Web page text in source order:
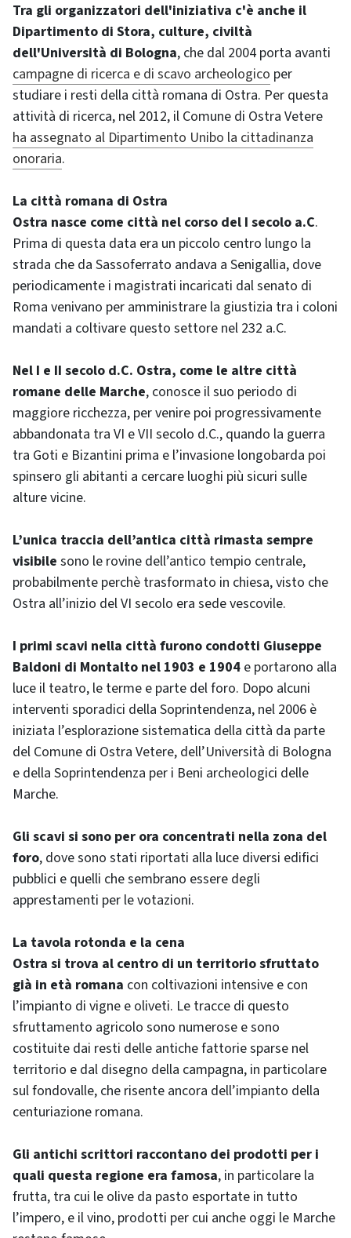
Tra gli organizzatori dell'iniziativa c'è anche il
Dipartimento di Stora, culture, civiltà
dell'Università di Bologna, che dal 2004 porta avanti
campagne di ricerca e di scavo archeologico per
studiare i resti della città romana di Ostra. Per questa
attività di ricerca, nel 2012, il Comune di Ostra Vetere
ha assegnato al Dipartimento Unibo la cittadinanza
onoraria.
La città romana di Ostra
Ostra nasce come città nel corso del I secolo a.C.
Prima di questa data era un piccolo centro lungo la
strada che da Sassoferrato andava a Senigallia, dove
periodicamente i magistrati incaricati dal senato di
Roma venivano per amministrare la giustizia tra i coloni
mandati a coltivare questo settore nel 232 a.C.
Nel I e II secolo d.C. Ostra, come le altre città
romane delle Marche, conosce il suo periodo di
maggiore ricchezza, per venire poi progressivamente
abbandonata tra VI e VII secolo d.C., quando la guerra
tra Goti e Bizantini prima e l’invasione longobarda poi
spinsero gli abitanti a cercare luoghi più sicuri sulle
alture vicine.
L’unica traccia dell’antica città rimasta sempre
visibile sono le rovine dell’antico tempio centrale,
probabilmente perchè trasformato in chiesa, visto che
Ostra all’inizio del VI secolo era sede vescovile.
I primi scavi nella città furono condotti Giuseppe
Baldoni di Montalto nel 1903 e 1904 e portarono alla
luce il teatro, le terme e parte del foro. Dopo alcuni
interventi sporadici della Soprintendenza, nel 2006 è
iniziata l’esplorazione sistematica della città da parte
del Comune di Ostra Vetere, dell’Università di Bologna
e della Soprintendenza per i Beni archeologici delle
Marche.
Gli scavi si sono per ora concentrati nella zona del
foro, dove sono stati riportati alla luce diversi edifici
pubblici e quelli che sembrano essere degli
apprestamenti per le votazioni.
La tavola rotonda e la cena
Ostra si trova al centro di un territorio sfruttato
già in età romana con coltivazioni intensive e con
l’impianto di vigne e oliveti. Le tracce di questo
sfruttamento agricolo sono numerose e sono
costituite dai resti delle antiche fattorie sparse nel
territorio e dal disegno della campagna, in particolare
sul fondovalle, che risente ancora dell’impianto della
centuriazione romana.
Gli antichi scrittori raccontano dei prodotti per i
quali questa regione era famosa, in particolare la
frutta, tra cui le olive da pasto esportate in tutto
l’impero, e il vino, prodotti per cui anche oggi le Marche